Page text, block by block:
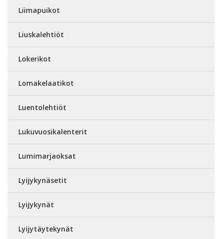
Liimapuikot
Liuskalehtiöt
Lokerikot
Lomakelaatikot
Luentolehtiöt
Lukuvuosikalenterit
Lumimarjaoksat
Lyijykynäsetit
Lyijykynät
Lyijytäytekynät